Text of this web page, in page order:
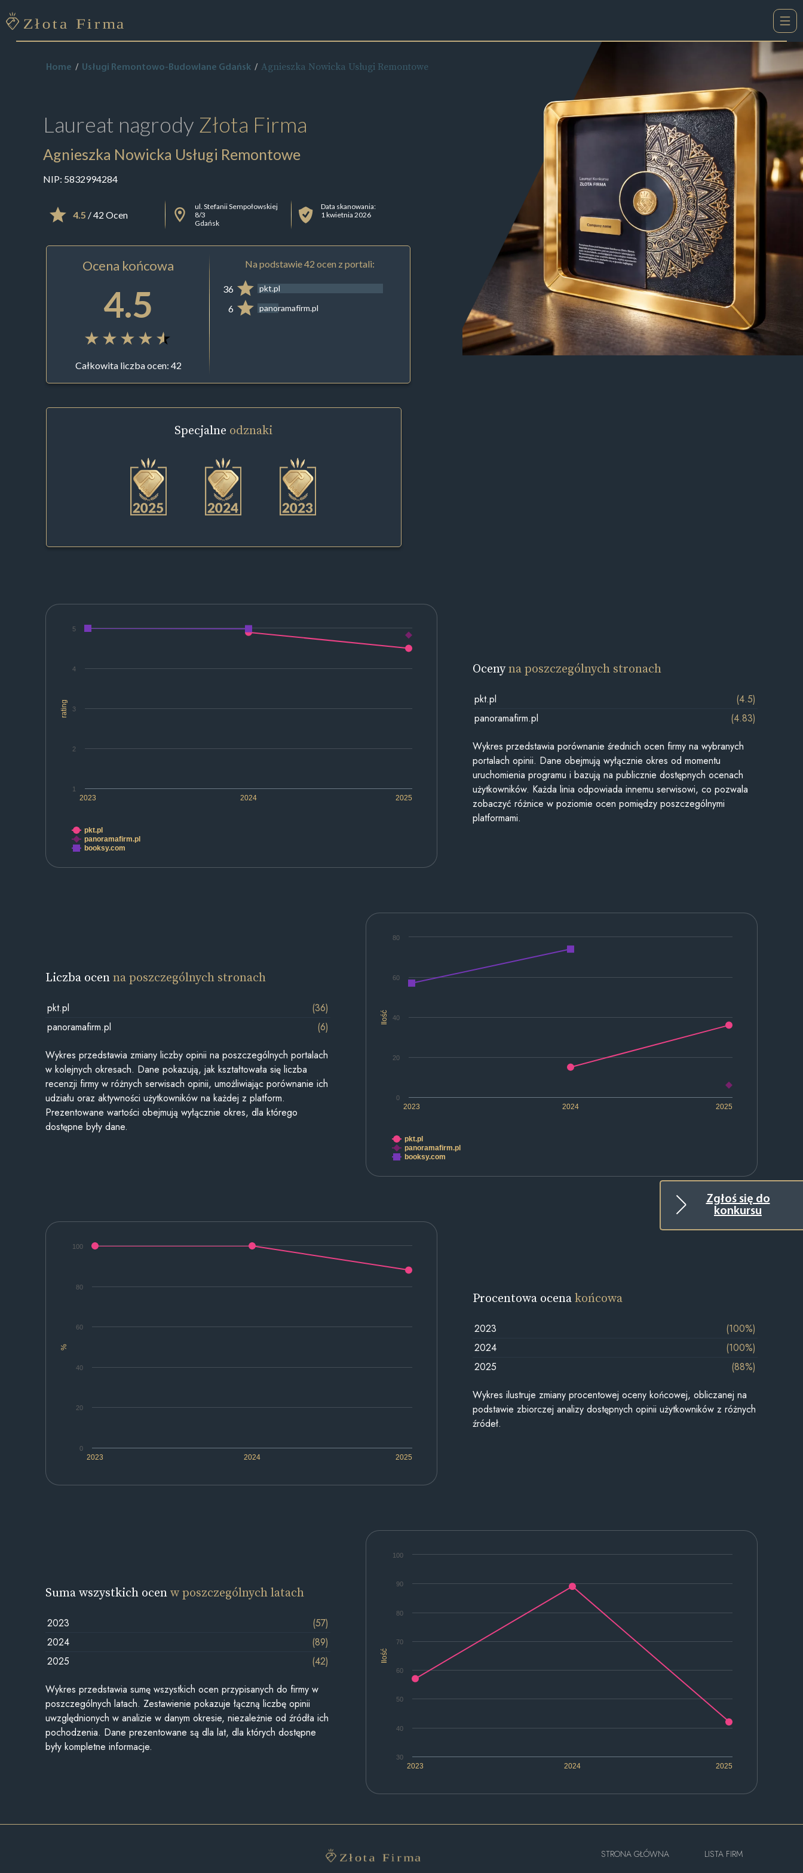
Zgłoś się do
konkursu
Home Usługi Remontowo-Budowlane Gdańsk Agnieszka Nowicka Usługi Remontowe
Laureat nagrody Złota Firma
Agnieszka Nowicka Usługi Remontowe
NIP: 5832994284
4.5 / 42 Ocen
ul. Stefanii Sempołowskiej
8/3
Gdańsk
Data skanowania:
1 kwietnia 2026
Ocena końcowa
4.5
Całkowita liczba ocen: 42
Na podstawie 42 ocen z portali:
36 pkt.pl
6 panoramafirm.pl
Specjalne odznaki
rating
2023 2024 2025
1
2
3
4
5
pkt.pl
panoramafirm.pl
booksy.com
Ocenyna poszczególnych stronach
pkt.pl
(4.5)
panoramafirm.pl
(4.83)
Wykres przedstawia porównanie średnich ocen firmy na wybranych
portalach opinii. Dane obejmują wyłącznie okres od momentu
uruchomienia programu i bazują na publicznie dostępnych ocenach
użytkowników. Każda linia odpowiada innemu serwisowi, co pozwala
zobaczyć różnice w poziomie ocen pomiędzy poszczególnymi
platformami.
Ilość
2023 2024 2025
0
20
40
60
80
pkt.pl
panoramafirm.pl
booksy.com
Liczba ocenna poszczególnych stronach
pkt.pl
(36)
panoramafirm.pl
(6)
Wykres przedstawia zmiany liczby opinii na poszczególnych portalach
w kolejnych okresach. Dane pokazują, jak kształtowała się liczba
recenzji firmy w różnych serwisach opinii, umożliwiając porównanie ich
udziału oraz aktywności użytkowników na każdej z platform.
Prezentowane wartości obejmują wyłącznie okres, dla którego
dostępne były dane.
%
2023 2024 2025
0
20
40
60
80
100
Procentowa ocenakońcowa
2023
(100%)
2024
(100%)
2025
(88%)
Wykres ilustruje zmiany procentowej oceny końcowej, obliczanej na
podstawie zbiorczej analizy dostępnych opinii użytkowników z różnych
źródeł.
Ilość
2023 2024 2025
30
40
50
60
70
80
90
100
Suma wszystkich ocenw poszczególnych latach
2023
(57)
2024
(89)
2025
(42)
Wykres przedstawia sumę wszystkich ocen przypisanych do firmy w
poszczególnych latach. Zestawienie pokazuje łączną liczbę opinii
uwzględnionych w analizie w danym okresie, niezależnie od źródła ich
pochodzenia. Dane prezentowane są dla lat, dla których dostępne
były kompletne informacje.
STRONA GŁÓWNA
LISTA FIRM